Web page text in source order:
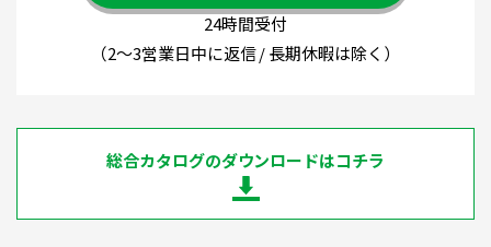
24時間受付
（2～3営業日中に返信 / 長期休暇は除く）
総合カタログのダウンロードはコチラ